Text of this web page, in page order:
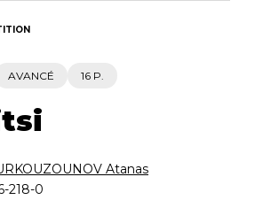
AVANCÉ 16 P.
Atanas
218-0